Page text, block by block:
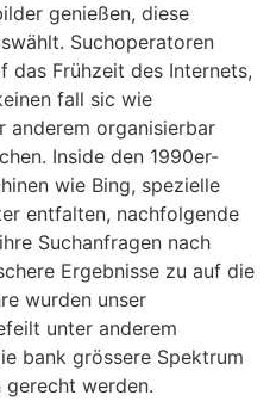
genießen, diese
Suchoperatoren
das Frühzeit des Internets,
fall sic wie
anderem organisierbar
Inside den 1990er-
wie Bing, spezielle
entfalten, nachfolgende
Suchanfragen nach
Ergebnisse zu auf die
wurden unser
unter anderem
bank grössere Spektrum
gerecht werden.